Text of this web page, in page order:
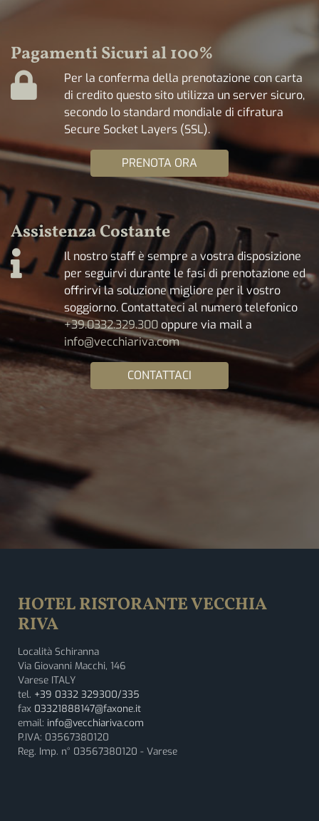
Pagamenti Sicuri al 100%
Per la conferma della prenotazione con carta
di credito questo sito utilizza un server sicuro,
secondo lo standard mondiale di cifratura
Secure Socket Layers (SSL).
PRENOTA ORA
Assistenza Costante
Il nostro staff è sempre a vostra disposizione
per seguirvi durante le fasi di prenotazione ed
offrirvi la soluzione migliore per il vostro
soggiorno. Contattateci al numero telefonico
+39.0332.329.300oppure via mail a
info@vecchiariva.com
CONTATTACI
HOTEL RISTORANTE VECCHIA
RIVA
Località Schiranna
Via Giovanni Macchi, 146
Varese ITALY
tel. +39 0332 329300/335
fax 03321888147@faxone.it
email: info@vecchiariva.com
P.IVA: 03567380120
Reg. Imp. n° 03567380120 - Varese